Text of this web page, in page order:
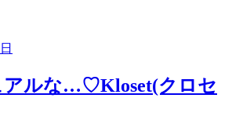
アルな…♡Kloset(クロセ